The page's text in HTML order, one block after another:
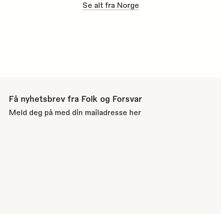
Se alt fra Norge
Få nyhetsbrev fra Folk og Forsvar
Meld deg på med din mailadresse her